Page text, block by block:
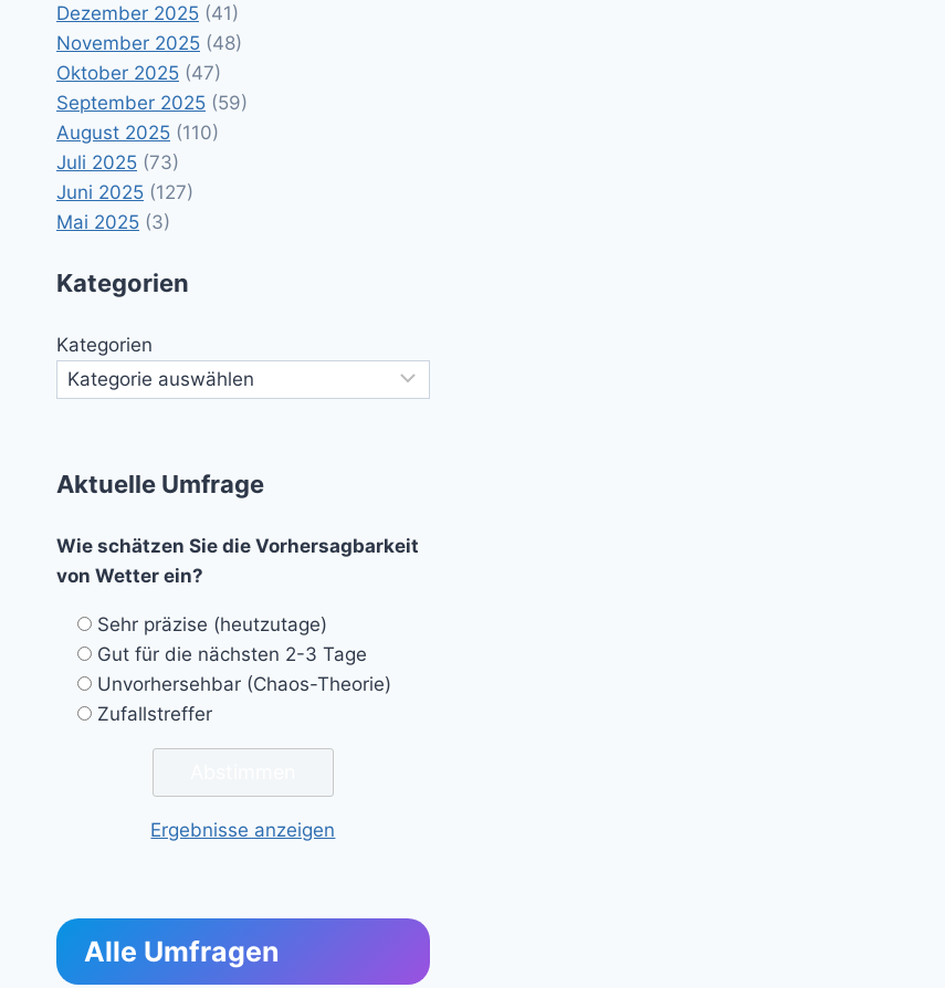
Dezember 2025 (41)
November 2025 (48)
Oktober 2025 (47)
September 2025 (59)
August 2025 (110)
Juli 2025 (73)
Juni 2025 (127)
Mai 2025 (3)
Kategorien
Kategorien
Aktuelle Umfrage
Wie schätzen Sie die Vorhersagbarkeit
von Wetter ein?
Sehr präzise (heutzutage)
Gut für die nächsten 2-3 Tage
Unvorhersehbar (Chaos-Theorie)
Zufallstreffer
Ergebnisse anzeigen
Alle Umfragen